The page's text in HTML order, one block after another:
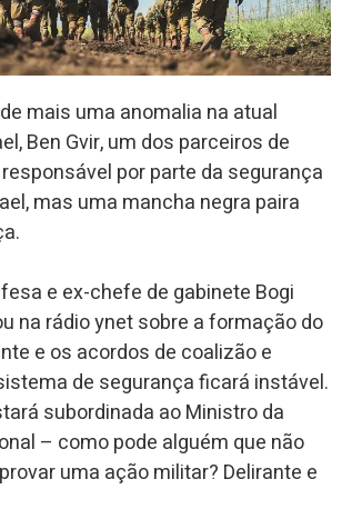
mais uma anomalia na atual
Ben Gvir, um dos parceiros de
por parte da segurança
mas uma mancha negra paira
e ex-chefe de gabinete Bogi
na rádio ynet sobre a formação do
e os acordos de coalizão e
de segurança ficará instável.
subordinada ao Ministro da
– como pode alguém que não
uma ação militar? Delirante e